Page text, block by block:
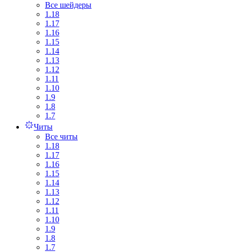
Все шейдеры
1.18
1.17
1.16
1.15
1.14
1.13
1.12
1.11
1.10
1.9
1.8
1.7
Читы
Все читы
1.18
1.17
1.16
1.15
1.14
1.13
1.12
1.11
1.10
1.9
1.8
1.7